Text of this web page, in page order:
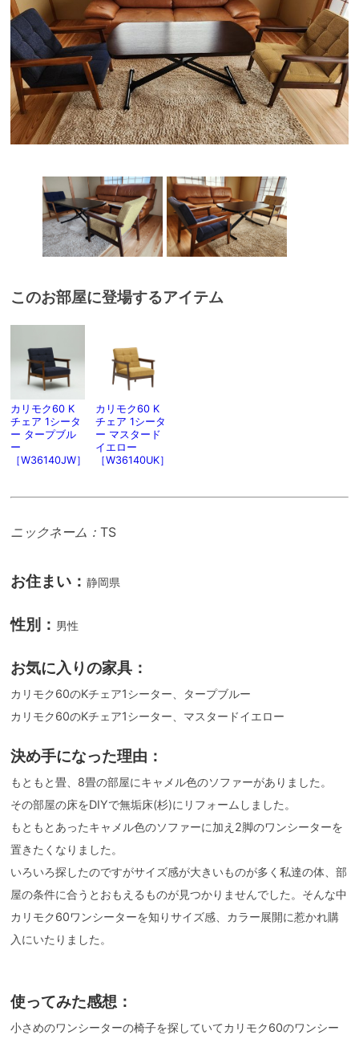
このお部屋に登場するアイテム
カリモク60 K
チェア 1シータ
ー タープブル
ー
［W36140JW］
カリモク60 K
チェア 1シータ
ー マスタード
イエロー
［W36140UK］
ニックネーム：TS
お住まい：静岡県
性別： 男性
お気に入りの家具：
カリモク60のKチェア1シーター、タープブルー
カリモク60のKチェア1シーター、マスタードイエロー
決め手になった理由：
もともと畳、8畳の部屋にキャメル色のソファーがありました。
その部屋の床をDIYで無垢床(杉)にリフォームしました。
もともとあったキャメル色のソファーに加え2脚のワンシーターを
置きたくなりました。
いろいろ探したのですがサイズ感が大きいものが多く私達の体、部
屋の条件に合うとおもえるものが見つかりませんでした。そんな中
カリモク60ワンシーターを知りサイズ感、カラー展開に惹かれ購
入にいたりました。
使ってみた感想：
小さめのワンシーターの椅子を探していてカリモク60のワンシー